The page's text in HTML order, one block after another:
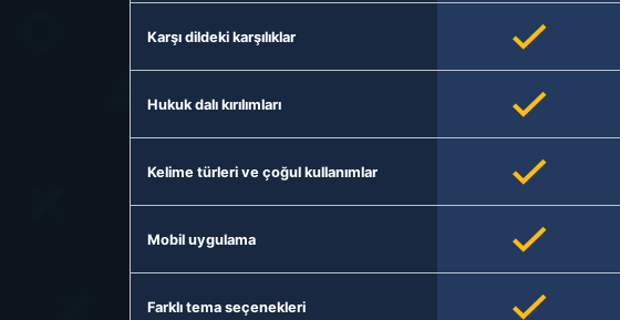
Karşı dildeki karşılıklar
Hukuk dalı kırılımları
Kelime türleri ve çoğul kullanımlar
Mobil uygulama
Farklı tema seçenekleri